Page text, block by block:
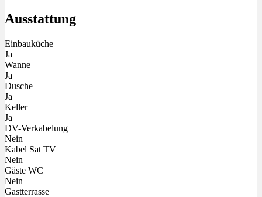
Ausstattung
Einbauküche
Ja
Wanne
Ja
Dusche
Ja
Keller
Ja
DV-Verkabelung
Nein
Kabel Sat TV
Nein
Gäste WC
Nein
Gastterrasse